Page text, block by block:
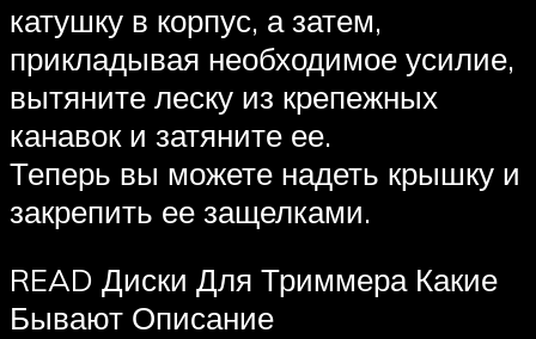
катушку в корпус, а затем,
прикладывая необходимое усилие,
вытяните леску из крепежных
канавок и затяните ее.
Теперь вы можете надеть крышку и
закрепить ее защелками.
READ Диски Для Триммера Какие
Бывают Описание